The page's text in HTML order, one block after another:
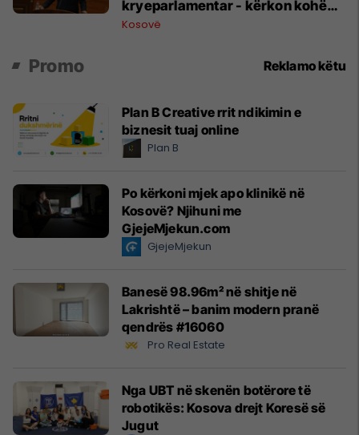
kryeparlamentar - kërkon kohë
shtesë për marrëveshje politike
Kosovë
Promo Reklamo këtu
Plan B Creative rrit ndikimin e
biznesit tuaj online
Plan B
Po kërkoni mjek apo klinikë në
Kosovë? Njihuni me
GjejeMjekun.com
GjejeMjekun
Banesë 98.96m² në shitje në
Lakrishtë – banim modern pranë
qendrës #16060
Pro Real Estate
Nga UBT në skenën botërore të
robotikës: Kosova drejt Koresë së
Jugut